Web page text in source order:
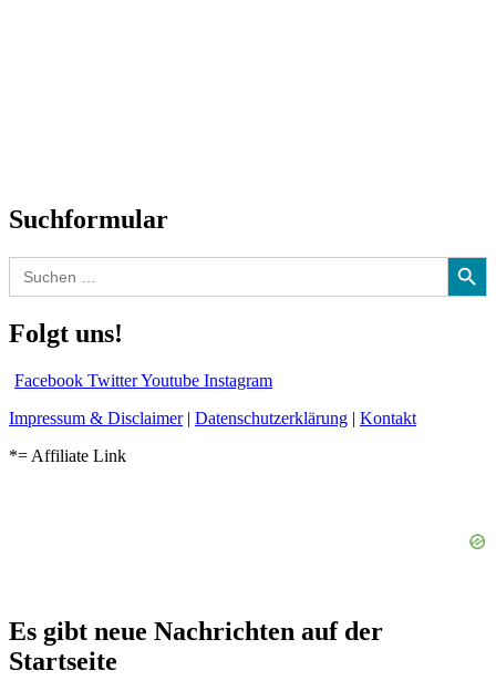
Suchformular
Search
for:
Search Button
Folgt uns!
Facebook TwitterYoutube Instagram
Impressum & Disclaimer| Datenschutzerklärung | Kontakt
*= Affiliate Link
Es gibt neue Nachrichten auf der
Startseite